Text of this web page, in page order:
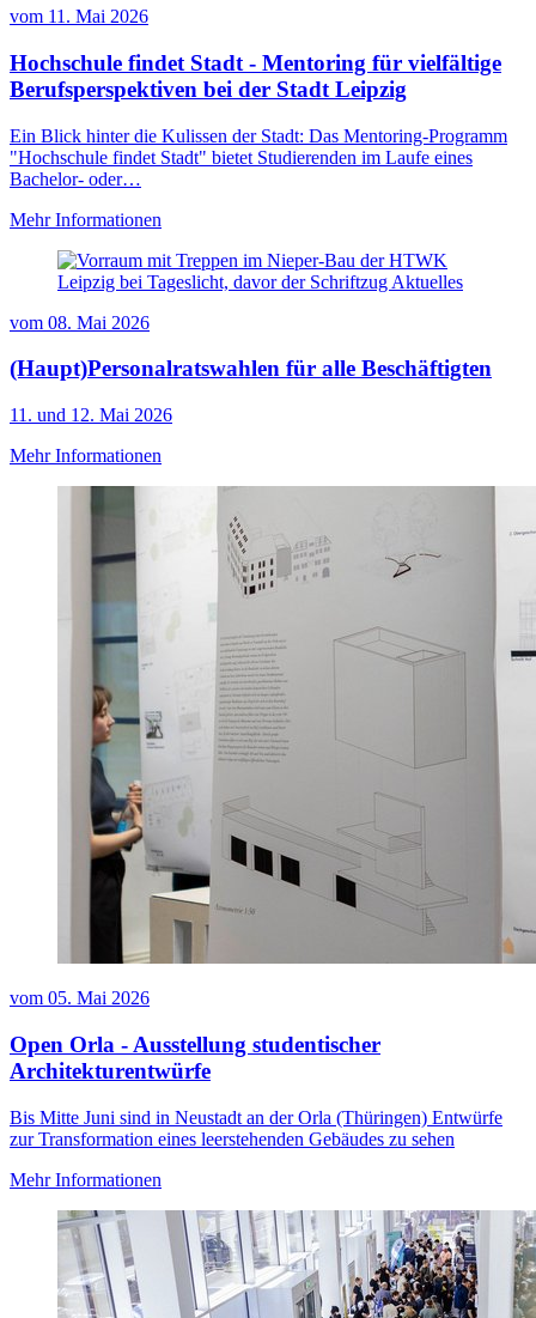
vom 11. Mai 2026
Hochschule findet Stadt - Mentoring für vielfältige
Berufsperspektiven bei der Stadt Leipzig
Ein Blick hinter die Kulissen der Stadt: Das Mentoring-Programm
"Hochschule findet Stadt" bietet Studierenden im Laufe eines
Bachelor- oder…
Mehr Informationen
vom 08. Mai 2026
(Haupt)Personalratswahlen für alle Beschäftigten
11. und 12. Mai 2026
Mehr Informationen
vom 05. Mai 2026
Open Orla - Ausstellung studentischer
Architekturentwürfe
Bis Mitte Juni sind in Neustadt an der Orla (Thüringen) Entwürfe
zur Transformation eines leerstehenden Gebäudes zu sehen
Mehr Informationen